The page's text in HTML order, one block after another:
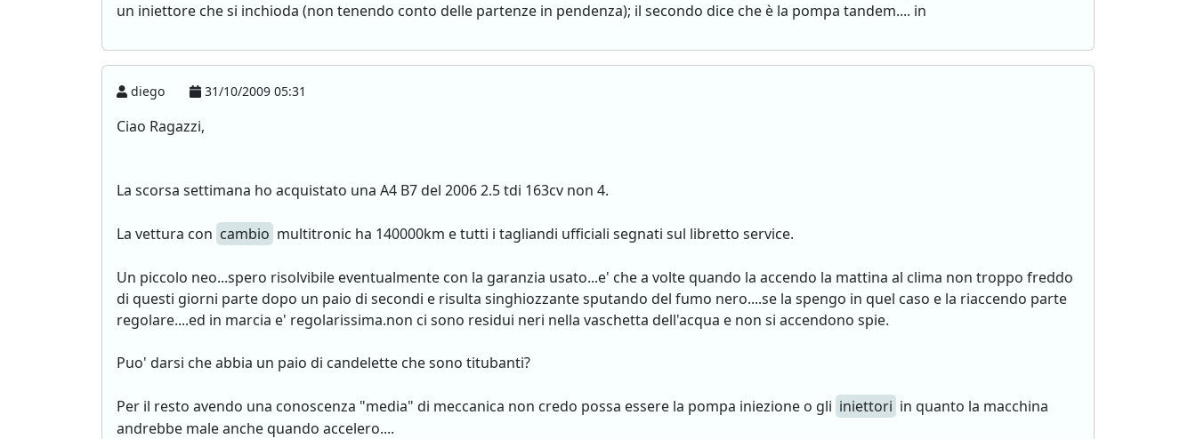
un iniettore che si inchioda (non tenendo conto delle partenze in pendenza); il secondo dice che è la pompa tandem.... in
diego 31/10/2009 05:31
Ciao Ragazzi,
La scorsa settimana ho acquistato una A4 B7 del 2006 2.5 tdi 163cv non 4.
La vettura con cambio multitronic ha 140000km e tutti i tagliandi ufficiali segnati sul libretto service.
Un piccolo neo...spero risolvibile eventualmente con la garanzia usato...e' che a volte quando la accendo la mattina al clima non troppo freddo
di questi giorni parte dopo un paio di secondi e risulta singhiozzante sputando del fumo nero....se la spengo in quel caso e la riaccendo parte
regolare....ed in marcia e' regolarissima.non ci sono residui neri nella vaschetta dell'acqua e non si accendono spie.
Puo' darsi che abbia un paio di candelette che sono titubanti?
Per il resto avendo una conoscenza "media" di meccanica non credo possa essere la pompa iniezione o gli iniettori in quanto la macchina
andrebbe male anche quando accelero....